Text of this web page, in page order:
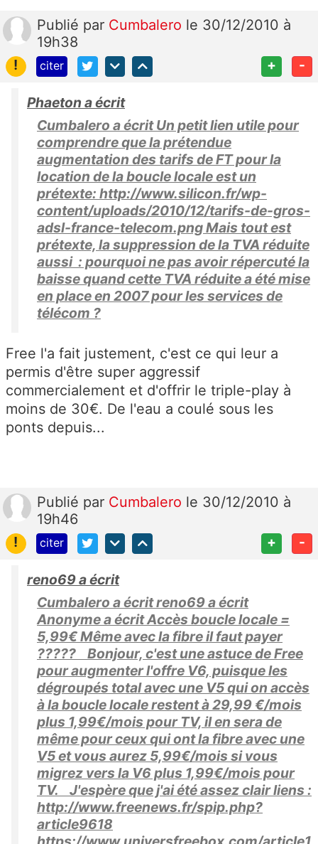
Publié par Cumbalero le 30/12/2010 à
19h38
!
citer + -
Phaeton a écrit
Cumbalero a écrit Un petit lien utile pour
comprendre que la prétendue
augmentation des tarifs de FT pour la
location de la boucle locale est un
prétexte: http://www.silicon.fr/wp-
content/uploads/2010/12/tarifs-de-gros-
adsl-france-telecom.png Mais tout est
prétexte, la suppression de la TVA réduite
aussi : pourquoi ne pas avoir répercuté la
baisse quand cette TVA réduite a été mise
en place en 2007 pour les services de
télécom ?
Free l'a fait justement, c'est ce qui leur a
permis d'être super aggressif
commercialement et d'offrir le triple-play à
moins de 30€. De l'eau a coulé sous les
ponts depuis...
Publié par Cumbalero le 30/12/2010 à
19h46
!
citer + -
reno69 a écrit
Cumbalero a écrit reno69 a écrit
Anonyme a écrit Accès boucle locale =
5,99€ Même avec la fibre il faut payer
????? Bonjour, c'est une astuce de Free
pour augmenter l'offre V6, puisque les
dégroupés total avec une V5 qui on accès
à la boucle locale restent à 29,99 €/mois
plus 1,99€/mois pour TV, il en sera de
même pour ceux qui ont la fibre avec une
V5 et vous aurez 5,99€/mois si vous
migrez vers la V6 plus 1,99€/mois pour
TV. J'espère que j'ai été assez clair liens :
http://www.freenews.fr/spip.php?
article9618